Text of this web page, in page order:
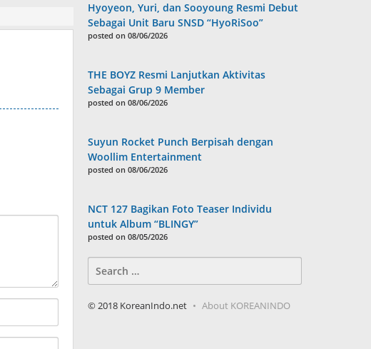
Hyoyeon, Yuri, dan Sooyoung Resmi Debut
Sebagai Unit Baru SNSD “HyoRiSoo”
posted on 08/06/2026
THE BOYZ Resmi Lanjutkan Aktivitas
Sebagai Grup 9 Member
posted on 08/06/2026
Suyun Rocket Punch Berpisah dengan
Woollim Entertainment
posted on 08/06/2026
NCT 127 Bagikan Foto Teaser Individu
untuk Album “BLINGY”
posted on 08/05/2026
for:
© 2018 KoreanIndo.net About KOREANINDO